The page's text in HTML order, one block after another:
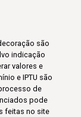
são
indicação
valores e
e IPTU são
de
pode
feitas no site